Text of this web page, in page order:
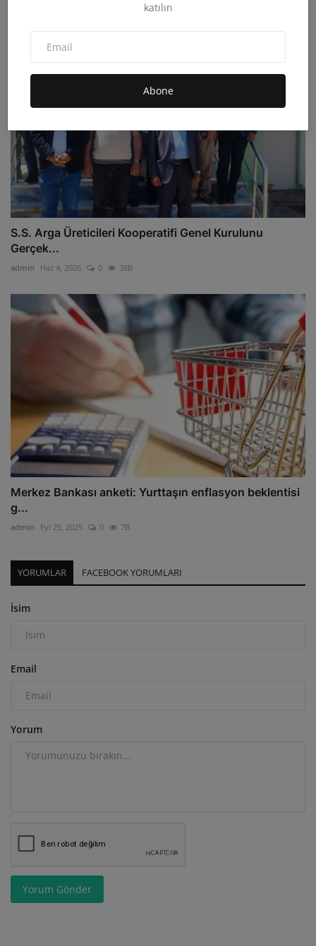
katılın
Abone
S.S. Arga Üreticileri Kooperatifi Genel Kurulunu
Gerçek...
admin Haz 4, 2026 0 38B
Merkez Bankası anketi: Yurttaşın enflasyon beklentisi
g...
admin Eyl 25, 2025 0 7B
YORUMLAR FACEBOOK YORUMLARI
İsim
Email
Yorum
Yorum Gönder